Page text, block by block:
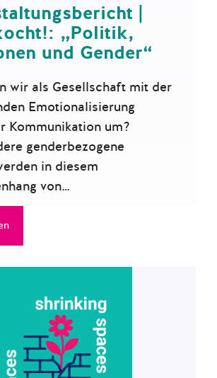
|
„Politik,
und Gender“
wir als Gesellschaft mit der
Emotionalisierung
Kommunikation um?
genderbezogene
in diesem
von…